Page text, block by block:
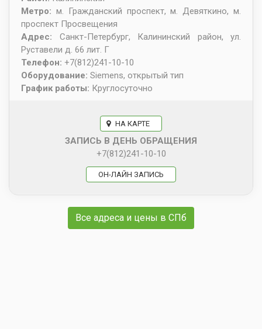
Метро: м. Гражданский проспект, м. Девяткино, м.
проспект Просвещения
Адрес: Санкт-Петербург, Калининский район, ул.
Руставели д. 66 лит. Г
Телефон: +7(812)241-10-10
Оборудование: Siemens, открытый тип
График работы: Круглосуточно
НА КАРТЕ
ЗАПИСЬ В ДЕНЬ ОБРАЩЕНИЯ
+7(812)241-10-10
ОН-ЛАЙН ЗАПИСЬ
Все адреса и цены в СПб